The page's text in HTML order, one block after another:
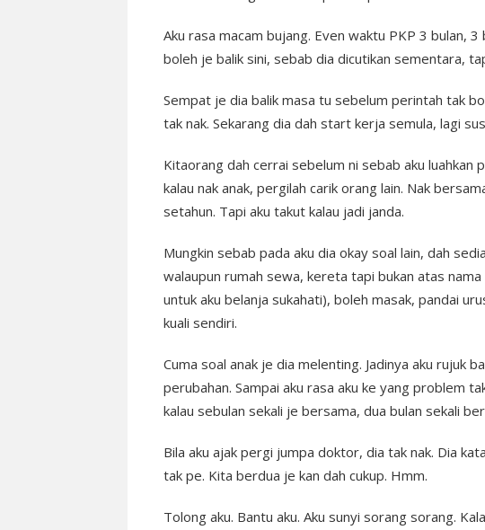
Aku rasa macam bujang. Even waktu PKP 3 bulan, 3
boleh je balik sini, sebab dia dicutikan sementara,
Sempat je dia balik masa tu sebelum perintah tak
tak nak. Sekarang dia dah start kerja semula, lagi
Kitaorang dah cerrai sebelum ni sebab aku luahkan
kalau nak anak, pergilah carik orang lain. Nak
setahun. Tapi aku takut kalau jadi janda.
Mungkin sebab pada aku dia okay soal lain, dah
walaupun rumah sewa, kereta tapi bukan atas
untuk aku belanja sukahati), boleh masak, pandai
kuali sendiri.
Cuma soal anak je dia melenting. Jadinya aku rujuk
perubahan. Sampai aku rasa aku ke yang problem
kalau sebulan sekali je bersama, dua bulan sekali
Bila aku ajak pergi jumpa doktor, dia tak nak. Dia
tak pe. Kita berdua je kan dah cukup. Hmm.
Tolong aku. Bantu aku. Aku sunyi sorang sorang.